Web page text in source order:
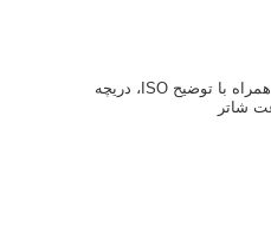
درک نوردهی – همراه با توضیح ISO، دریچه
شاتر